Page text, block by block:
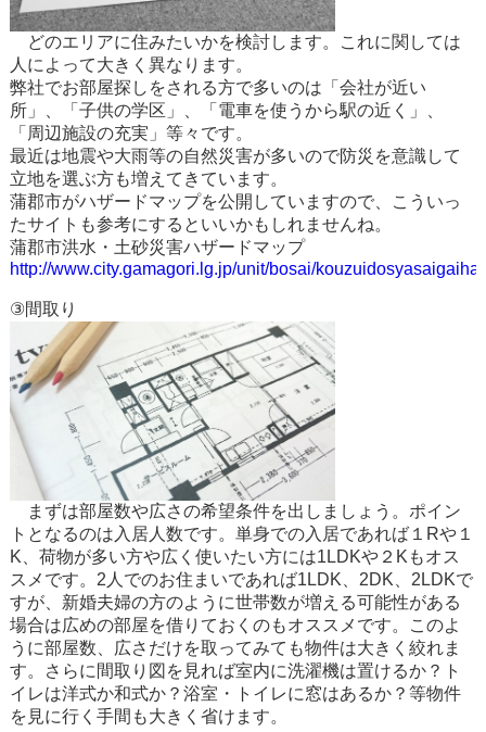
どのエリアに住みたいかを検討します。これに関しては
人によって大きく異なります。
弊社でお部屋探しをされる方で多いのは「会社が近い
所」、「子供の学区」、「電車を使うから駅の近く」、
「周辺施設の充実」等々です。
最近は地震や大雨等の自然災害が多いので防災を意識して
立地を選ぶ方も増えてきています。
蒲郡市がハザードマップを公開していますので、こういっ
たサイトも参考にするといいかもしれませんね。
蒲郡市洪水・土砂災害ハザードマップ
http://www.city.gamagori.lg.jp/unit/bosai/
③間取り
まずは部屋数や広さの希望条件を出しましょう。ポイン
トとなるのは入居人数です。単身での入居であれば１Rや１
K、荷物が多い方や広く使いたい方には1LDKや２Kもオス
スメです。2人でのお住まいであれば1LDK、2DK、2LDKで
すが、新婚夫婦の方のように世帯数が増える可能性がある
場合は広めの部屋を借りておくのもオススメです。このよ
うに部屋数、広さだけを取ってみても物件は大きく絞れま
す。さらに間取り図を見れば室内に洗濯機は置けるか？ト
イレは洋式か和式か？浴室・トイレに窓はあるか？等物件
を見に行く手間も大きく省けます。